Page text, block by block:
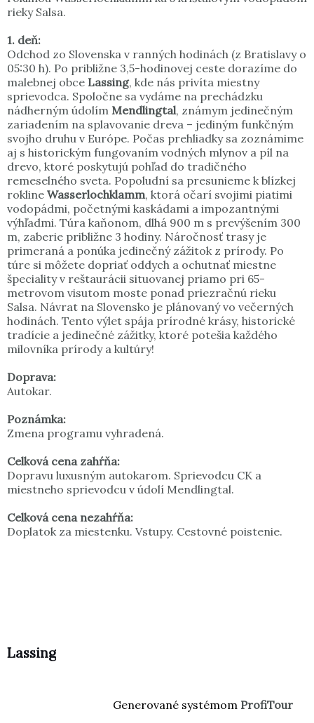
rieky Salsa.
1. deň:
Odchod zo Slovenska v ranných hodinách (z Bratislavy o
05:30 h). Po približne 3,5-hodinovej ceste dorazíme do
malebnej obce Lassing, kde nás privíta miestny
sprievodca. Spoločne sa vydáme na prechádzku
nádherným údolím Mendlingtal, známym jedinečným
zariadením na splavovanie dreva – jediným funkčným
svojho druhu v Európe. Počas prehliadky sa zoznámime
aj s historickým fungovaním vodných mlynov a píl na
drevo, ktoré poskytujú pohľad do tradičného
remeselného sveta. Popoludní sa presunieme k blízkej
rokline Wasserlochklamm, ktorá očarí svojimi piatimi
vodopádmi, početnými kaskádami a impozantnými
výhľadmi. Túra kaňonom, dlhá 900 m s prevýšením 300
m, zaberie približne 3 hodiny. Náročnosť trasy je
primeraná a ponúka jedinečný zážitok z prírody. Po
túre si môžete dopriať oddych a ochutnať miestne
špeciality v reštaurácii situovanej priamo pri 65-
metrovom visutom moste ponad priezračnú rieku
Salsa. Návrat na Slovensko je plánovaný vo večerných
hodinách. Tento výlet spája prírodné krásy, historické
tradície a jedinečné zážitky, ktoré potešia každého
milovníka prírody a kultúry!
Doprava:
Autokar.
Poznámka:
Zmena programu vyhradená.
Celková cena zahŕňa:
Dopravu luxusným autokarom. Sprievodcu CK a
miestneho sprievodcu v údolí Mendlingtal.
Celková cena nezahŕňa:
Doplatok za miestenku. Vstupy. Cestovné poistenie.
Lassing
Generované systémom ProfiTour